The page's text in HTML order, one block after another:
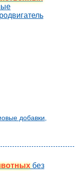
добавки,
без